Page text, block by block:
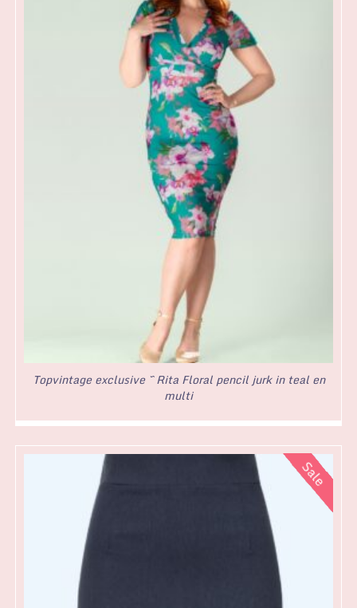
Topvintage exclusive ~ Rita Floral pencil jurk in teal en
multi